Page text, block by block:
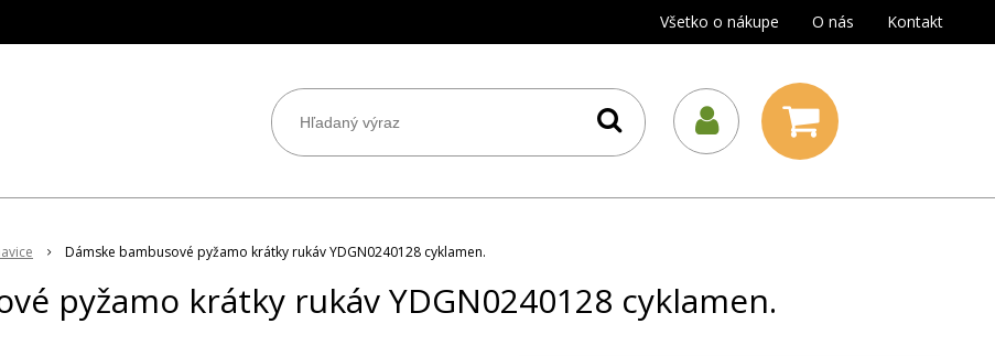
Všetko o nákupe O nás Kontakt
Dámske bambusové pyžamo krátky rukáv YDGN0240128 cyklamen.
pyžamo krátky rukáv YDGN0240128 cyklamen.